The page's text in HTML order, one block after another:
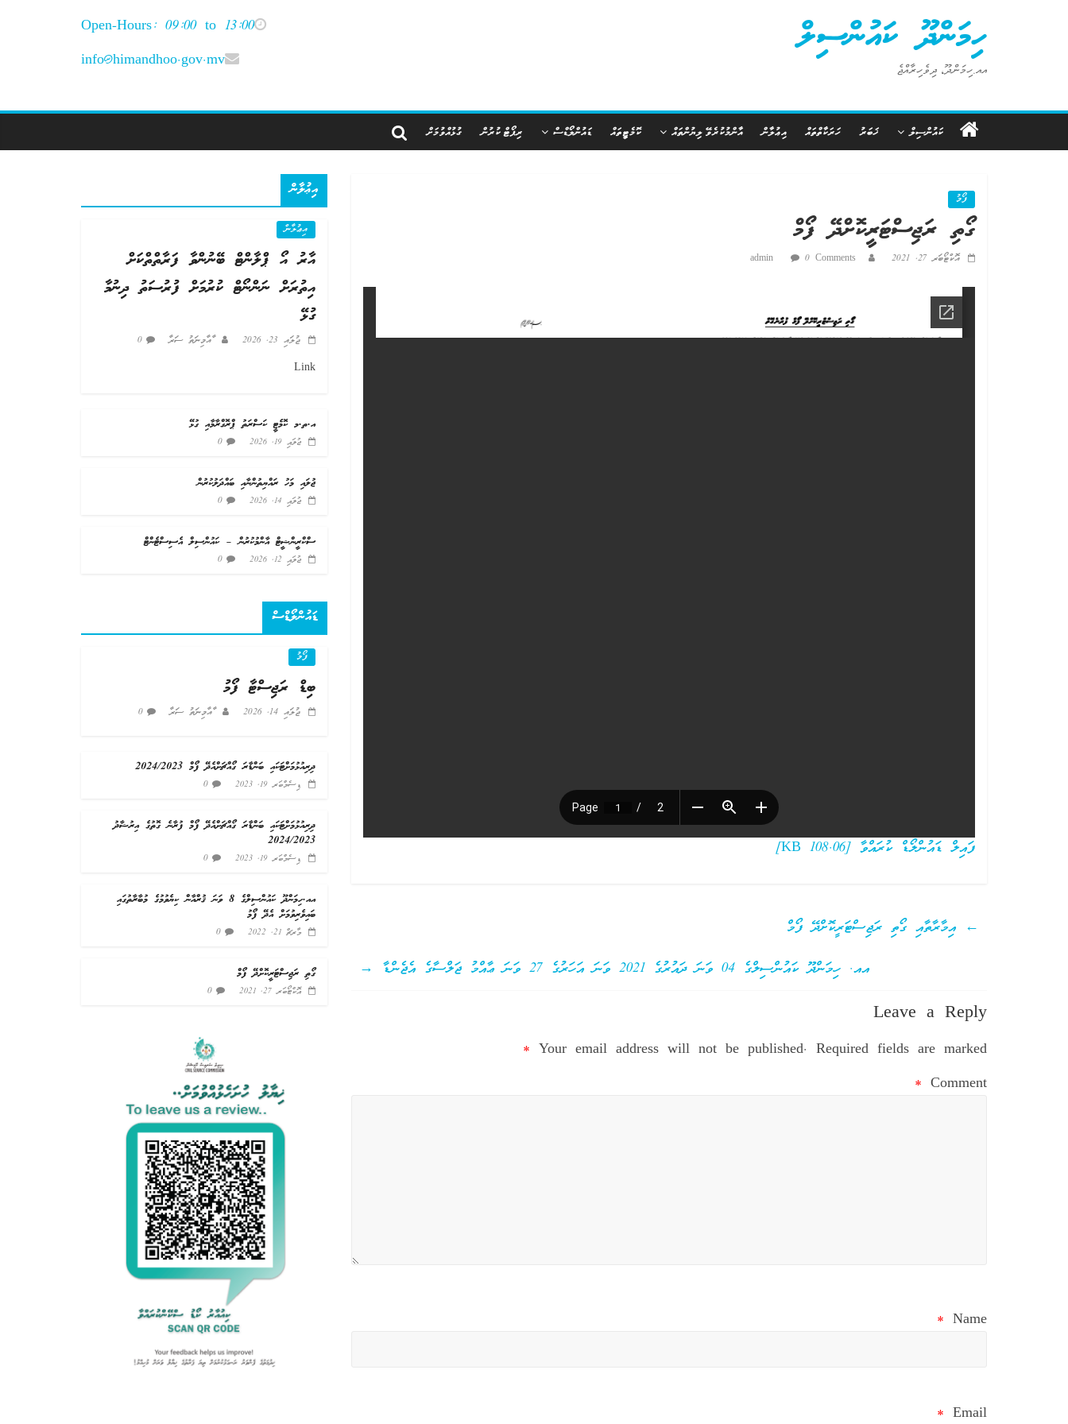
ހިމަންދޫ ކައުންސިލް
އއ.ހިމަންދޫ، ދިވެހިރާއްޖެ
Open-Hours: 09:00 to 13:00
info@himandhoo.gov.mv
ކައުންސިލް ޚަބަރު ހަރަކާތްތައް އިޢުލާން އާންމުކުރެވޭ ލިޔުންތައް ކޮމެޓީތައް ޑައުންލޯޑްސް ރިޕޯޓް ކުރުން ގުޅުއްވުމަށް
ފޯމު
ގޯތި ރަޖިސްޓަރީކޮށްދޭ ފޯމް
އޮކްޓޯބަރ 27, 2021 admin 0 Comments
ފައިލް ޑައުންލޯޑް ކުރައްވާ [108.06 KB]
← އިމާރާތާއި ގޯތި ރަޖިސްޓަރީކޮށްދޭ ފޯމް
އއ. ހިމަންދޫ ކައުންސިލްގެ 04 ވަނަ ދައުރުގެ 2021 ވަނަ އަހަރުގެ 27 ވަނަ ޢާއްމު ޖަލްސާގެ އެޖެންޑާ
→
Leave a Reply
Your email address will not be published. Required fields are marked
*
Comment
*
Name
*
Email
*
އިޢުލާން
އިޢުލާން
އާރު އޯ ޕްލާންޓް ބޭނުންވާ ފަރާތްތްކަށް
އިތުރަށް ނަންނޯޓް ކުރުމަށް ފުރުސަތު ދިނުމާ
ގުޅޭ
ޖުލައި 23, 2026 ާއާމިނަތު ސަރާ 0
Link
އ.ތ.މ ކޮމެޓީ ކަސްރަތު ޕްރޮގްރާމާއި ގުޅޭ
ޖުލައި 19, 2026 0
ޖުލައި މަހު ރައްޔިތުންނާއި ބައްދަލުކުރުން
ޖުލައި 14, 2026 0
ސްކްރީންޝީޓް އާންމުކުރުން – ކައުންސިލް އެސިސްޓެންޓް
ޖުލައި 12, 2026 0
ޑައުންލޯޑްސް
ފޯމު
ބިޑް ރަޖިސްޓާ ފޯމު
ޖުލައި 14, 2026 ާއާމިނަތު ސަރާ 0
ދިރިއުޅުމަށްޓަކައި ބަންޑާރަ ގޯއްޗަށްއެދޭ ފޯމް 2024/2023
ޑިސެމްބަރ 19, 2023 0
ދިރިއުޅުމަށްޓަކައި ބަންޑާރަ ގޯއްޗަށްއެދޭ ފޯމް ފުރާނެ ގޮތުގެ އިރުޝާދު
2024/2023
ޑިސެމްބަރ 19, 2023 0
އއ.ހިމަންދޫ ކައުންސިލްގެ 8 ވަނަ ޤުރްއާން ކިޔެވުމުގެ މުބާރާތުގައި
ބައިވެރިވުމަށް އެދޭ ފޯމު
މާރޗް 21, 2022 0
ގޯތި ރަޖިސްޓަރީކޮށްދޭ ފޯމް
އޮކްޓޯބަރ 27, 2021 0